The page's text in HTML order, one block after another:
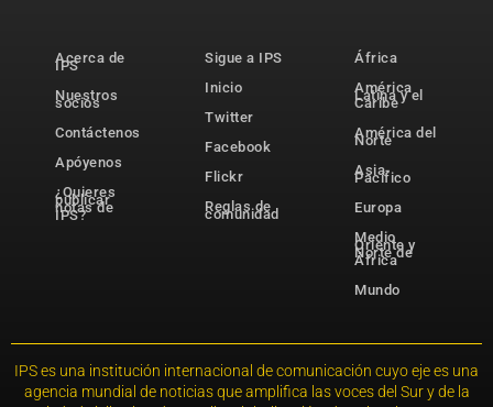
Acerca de
IPS
Nuestros
socios
Contáctenos
Apóyenos
¿Quieres
publicar
notas de
IPS?
Sigue a IPS
Inicio
Twitter
Facebook
Flickr
Reglas de
comunidad
África
América
Latina y el
Caribe
América del
Norte
Asia-
Pacífico
Europa
Medio
Oriente y
Norte de
África
Mundo
IPS es una institución internacional de comunicación cuyo eje es una
agencia mundial de noticias que amplifica las voces del Sur y de la